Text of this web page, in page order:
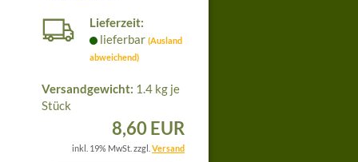
Lieferzeit:
lieferbar(Ausland
abweichend)
Versandgewicht: 1.4 kg je
Stück
8,60 EUR
inkl. 19% MwSt. zzgl. Versand